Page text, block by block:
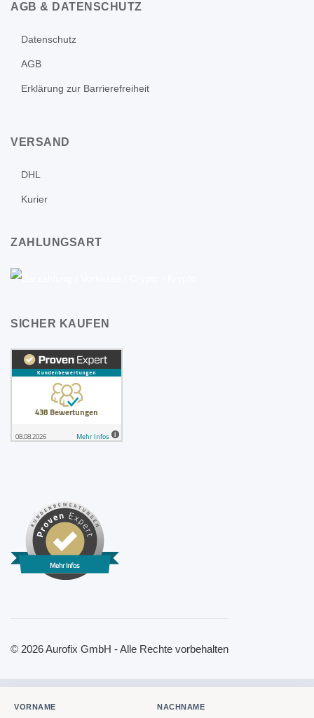
AGB & DATENSCHUTZ
Datenschutz
AGB
Erklärung zur Barrierefreiheit
VERSAND
DHL
Kurier
ZAHLUNGSART
SICHER KAUFEN
Mehr Infos
© 2026 Aurofix GmbH - Alle Rechte vorbehalten
VORNAME NACHNAME